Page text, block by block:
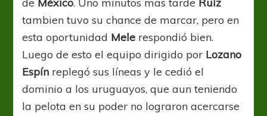
tambien tuvo su chance de marcar, pero en
esta oportunidad Mele respondió bien.
Luego de esto el equipo dirigido por Lozano
Espín replegó sus líneas y le cedió el
dominio a los uruguayos, que aun teniendo
la pelota en su poder no lograron acercarse